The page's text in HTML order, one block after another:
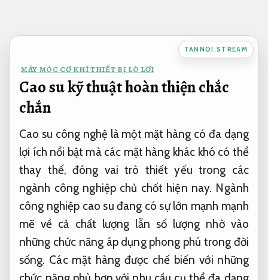
nội
TANNOI.STREAM
MÁY MÓC CƠ KHÍ THIẾT BỊ LÒ LƠI
Cao su kỹ thuật hoàn thiện chắc
chắn
Cao su công nghệ là một mặt hàng có đa dạng
lợi ích nổi bật mà các mặt hàng khác khó có thể
thay thế, đóng vai trò thiết yếu trong các
ngành công nghiệp chủ chốt hiện nay. Ngành
công nghiệp cao su đang có sự lớn mạnh mạnh
mẽ về cả chất lượng lẫn số lượng nhờ vào
những chức năng áp dụng phong phú trong đời
sống. Các mặt hàng được chế biến với những